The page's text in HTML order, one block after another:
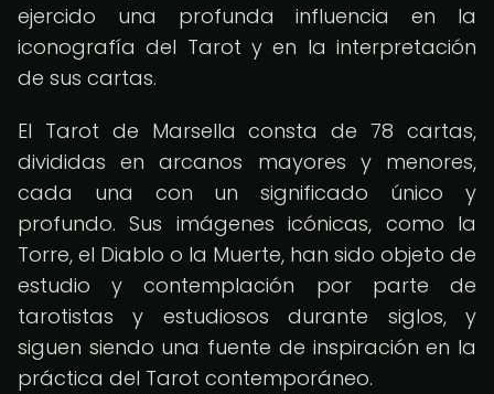
ejercido una profunda influencia en la
iconografía del Tarot y en la interpretación
de sus cartas.
El Tarot de Marsella consta de 78 cartas,
divididas en arcanos mayores y menores,
cada una con un significado único y
profundo. Sus imágenes icónicas, como la
Torre, el Diablo o la Muerte, han sido objeto de
estudio y contemplación por parte de
tarotistas y estudiosos durante siglos, y
siguen siendo una fuente de inspiración en la
práctica del Tarot contemporáneo.